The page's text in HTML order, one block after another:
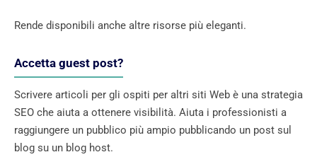
Rende disponibili anche altre risorse più eleganti.
Accetta guest post?
Scrivere articoli per gli ospiti per altri siti Web è una strategia
SEO che aiuta a ottenere visibilità. Aiuta i professionisti a
raggiungere un pubblico più ampio pubblicando un post sul
blog su un blog host.